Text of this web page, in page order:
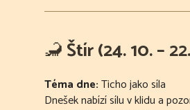
🦂Štír (24. 10. –
Téma dne:Ticho jako síla
Dnešek nabízí sílu v klidu a